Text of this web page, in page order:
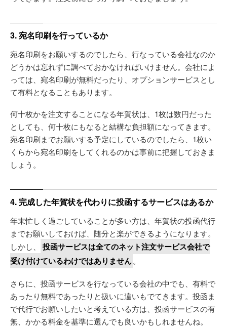
3. 宛名印刷を行っているか
宛名印刷をお願いするのでしたら、行なっている会社なのか
どうかは忘れずに調べておかなければいけません。会社によ
っては、宛名印刷が無料だったり、オプションサービスとし
て有料となることもあります。
何十枚かを注文することになる年賀状は、1枚は数円だった
としても、何十枚にもなると結構な負担額になってきます。
宛名印刷までお願いする予定にしているのでしたら、1枚い
くらから宛名印刷をしてくれるのかは事前に把握しておきま
しょう。
4. 完成した年賀状を代わりに投函するサービスはあるか
年末忙しく過ごしていることが多い方は、年賀状の投函代行
までお願いしておけば、随分と楽ができるようになります。
しかし、
投函サービスは全てのネット注文サービス会社で
受け付けているわけではありません。
さらに、投函サービスを行なっている会社の中でも、有料で
あったり無料であったりと扱いに違いもでてきます。投函ま
で代行でお願いしたいと考えている方は、投函サービスの有
無、かかる料金を基準に選んでも良いかもしれませんね。